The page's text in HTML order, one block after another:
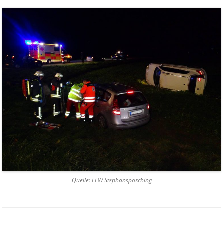
Quelle: FFW Stephansposching